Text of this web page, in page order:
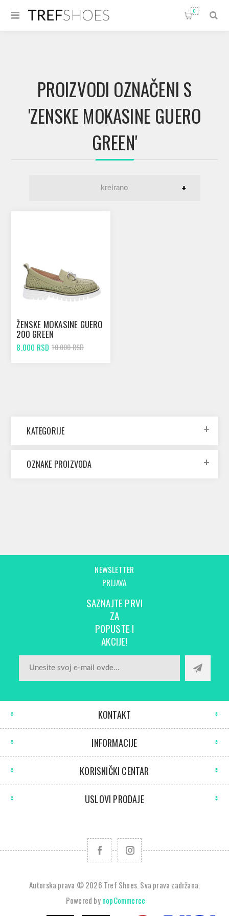
0
PROIZVODI OZNAČENI S
'ZENSKE MOKASINE GUERO
GREEN'
ŽENSKE MOKASINE GUERO
200 GREEN
8.000 RSD 10.000 RSD
KATEGORIJE
OZNAKE PROIZVODA
NEWSLETTER
PRIJAVA
SAZNAJTE PRVI
ZA
POPUSTE I
AKCIJE!
KONTAKT
INFORMACIJE
KORISNIČKI CENTAR
USLOVI PRODAJE
Autorska prava © 2026 Tref Shoes. Sva prava zadržana.
Powered bynopCommerce